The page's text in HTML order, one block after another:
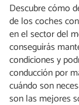
Descubre cómo
de los coches
en el sector del
conseguirás
condiciones y
conducción por
cuándo son
son las mejores